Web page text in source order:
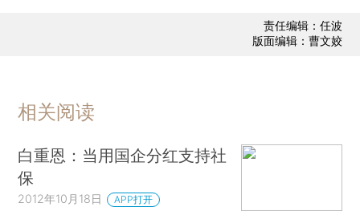
责任编辑：任波
版面编辑：曹文姣
相关阅读
白重恩：当用国企分红支持社
保
2012年10月18日 APP打开